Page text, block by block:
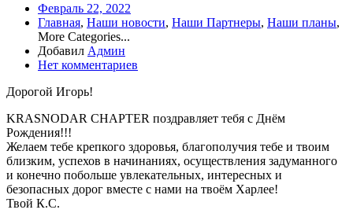
Февраль 22, 2022
Главная, Наши новости, Наши Партнеры, Наши планы,
More Categories...
Добавил Админ
Нет комментариев
Дорогой Игорь!
KRASNODAR CHAPTER поздравляет тебя с Днём
Рождения!!!
Желаем тебе крепкого здоровья, благополучия тебе и твоим
близким, успехов в начинаниях, осуществления задуманного
и конечно побольше увлекательных, интересных и
безопасных дорог вместе с нами на твоём Харлее!
Твой К.С.